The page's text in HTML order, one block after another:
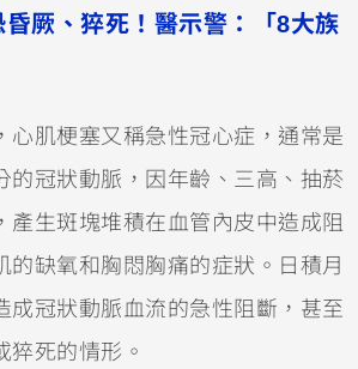
厥、猝死！醫示警：「8大族
心肌梗塞又稱急性冠心症，通常是
的冠狀動脈，因年齡、三高、抽菸
產生斑塊堆積在血管內皮中造成阻
的缺氧和胸悶胸痛的症狀。日積月
成冠狀動脈血流的急性阻斷，甚至
猝死的情形。